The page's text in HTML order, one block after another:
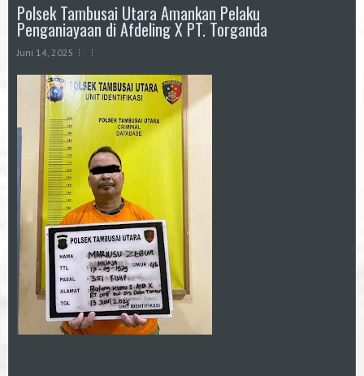
Polsek Tambusai Utara Amankan Pelaku
Penganiayaan di Afdeling X PT. Torganda
Juni 14, 2025